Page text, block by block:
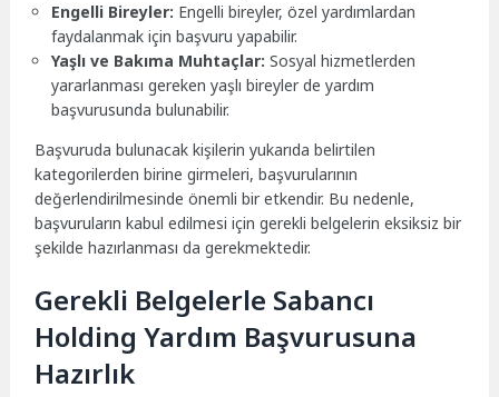
Engelli Bireyler: Engelli bireyler, özel yardımlardan
faydalanmak için başvuru yapabilir.
Yaşlı ve Bakıma Muhtaçlar: Sosyal hizmetlerden
yararlanması gereken yaşlı bireyler de yardım
başvurusunda bulunabilir.
Başvuruda bulunacak kişilerin yukarıda belirtilen
kategorilerden birine girmeleri, başvurularının
değerlendirilmesinde önemli bir etkendir. Bu nedenle,
başvuruların kabul edilmesi için gerekli belgelerin eksiksiz bir
şekilde hazırlanması da gerekmektedir.
Gerekli Belgelerle Sabancı
Holding Yardım Başvurusuna
Hazırlık